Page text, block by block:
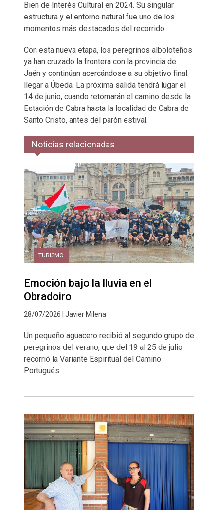
Bien de Interés Cultural en 2024. Su singular
estructura y el entorno natural fue uno de los
momentos más destacados del recorrido.
Con esta nueva etapa, los peregrinos alboloteños
ya han cruzado la frontera con la provincia de
Jaén y continúan acercándose a su objetivo final:
llegar a Úbeda. La próxima salida tendrá lugar el
14 de junio, cuando retomarán el camino desde la
Estación de Cabra hasta la localidad de Cabra de
Santo Cristo, antes del parón estival.
Noticias relacionadas
TURISMO
Emoción bajo la lluvia en el
Obradoiro
28/07/2026 | Javier Milena
Un pequeño aguacero recibió al segundo grupo de
peregrinos del verano, que del 19 al 25 de julio
recorrió la Variante Espiritual del Camino
Portugués